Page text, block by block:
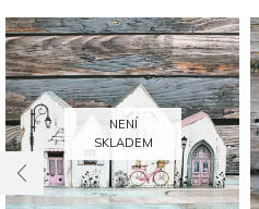
NENÍ
SKLADEM